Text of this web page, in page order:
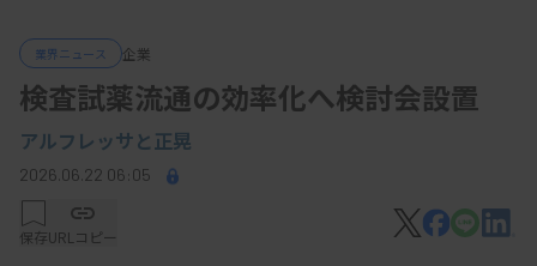
業界ニュース 企業
検査試薬流通の効率化へ検討会設置
アルフレッサと正晃
2026.06.22 06:05
保存URLコピー